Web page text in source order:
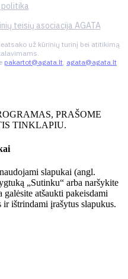
politika
teisių asociacija AGATA
už kūrinių turinį bei atitikimą
pakartot@agata.lt, agata@agata.lt
PRAŠOME
TINKLAPIU.
slapukai (angl.
„Sutinku“ arba naršykite
atšaukti pakeisdami
ir ištrindami įrašytus slapukus.